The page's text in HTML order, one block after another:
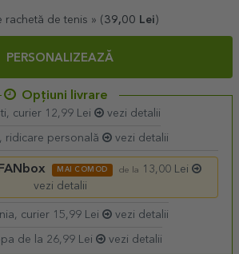
rachetă de tenis » ( 39,00 Lei )
PERSONALIZEAZĂ
Opțiuni livrare
curier 12,99 Lei vezi detalii
ridicare personală vezi detalii
MAI COMOD de la
13,00 Lei
vezi detalii
curier 15,99 Lei vezi detalii
de la 26,99 Lei vezi detalii